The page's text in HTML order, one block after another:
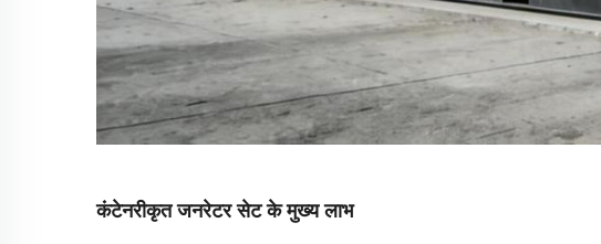
कंटेनरीकृत जनरेटर सेट के मुख्य लाभ